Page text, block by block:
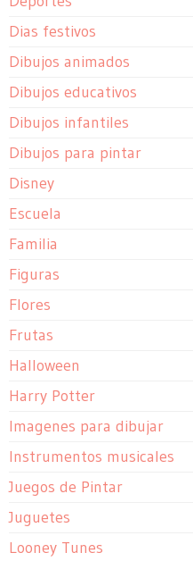
Dias festivos
Dibujos animados
Dibujos educativos
Dibujos infantiles
Dibujos para pintar
Disney
Escuela
Familia
Figuras
Flores
Frutas
Halloween
Harry Potter
Imagenes para dibujar
Instrumentos musicales
Juegos de Pintar
Juguetes
Looney Tunes